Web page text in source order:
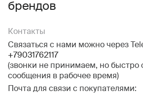
брендов
Контакты
Связаться с нами можно через
+79031762117
(звонки не принимаем, но быстро
сообщения в рабочее время)
Почта для связи с покупателями: